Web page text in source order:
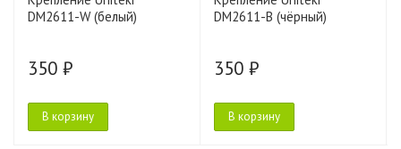
DM2611-W (белый)
350 ₽
В корзину
DM2611-B (чёрный)
350 ₽
В корзину